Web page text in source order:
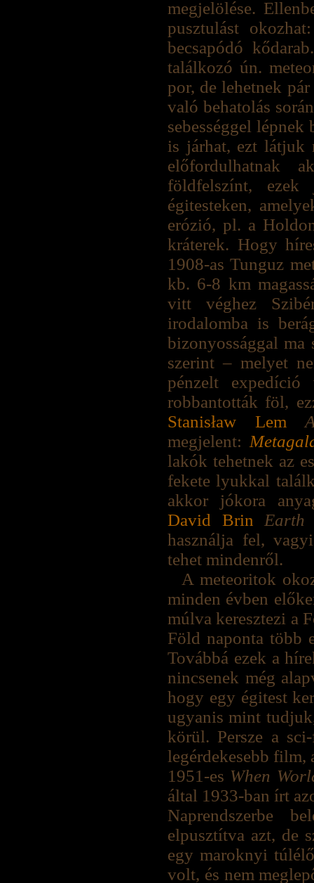
megjelölése.
pusztulást
becsapódó
találkozó ún.
por, de lehetnek
való behatolás
sebességgel
is járhat, ezt látjuk
előfordulhatnak
földfelszínt, ezek
égitesteken,
erózió, pl. a
kráterek. Hogy
1908-as Tunguz
kb. 6-8 km
vitt véghez
irodalomba is
bizonyossággal
szerint – melyet
pénzelt
robbantották föl,
Stanisław Lem
megjelent:
lakók tehetnek az
fekete lyukkal
akkor jókora
David Brin
Earth
használja fel,
tehet mindenről.
A meteoritok
minden évben
múlva keresztezi a
Föld naponta több
Továbbá ezek a
nincsenek még
hogy egy égitest
ugyanis mint
körül. Persze a
legérdekesebb film,
1951-es When
által 1933-ban írt
Naprendszerbe
elpusztítva azt, de
egy maroknyi
volt, és nem